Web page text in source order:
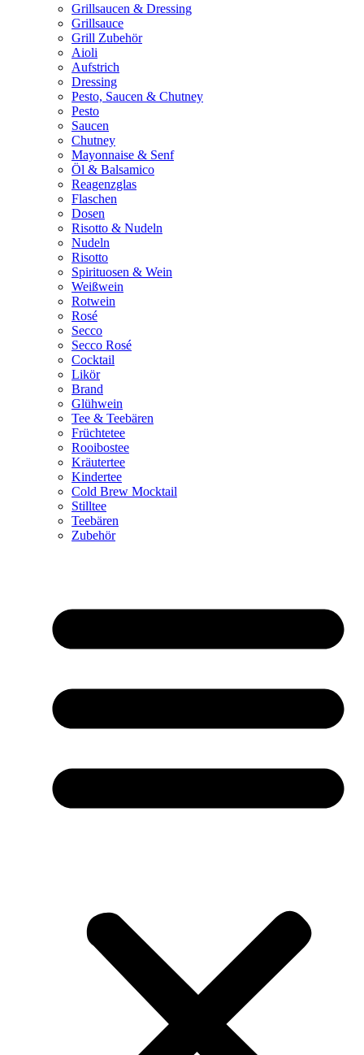
Grillsaucen & Dressing
Grillsauce
Grill Zubehör
Aioli
Aufstrich
Dressing
Pesto, Saucen & Chutney
Pesto
Saucen
Chutney
Mayonnaise & Senf
Öl & Balsamico
Reagenzglas
Flaschen
Dosen
Risotto & Nudeln
Nudeln
Risotto
Spirituosen & Wein
Weißwein
Rotwein
Rosé
Secco
Secco Rosé
Cocktail
Likör
Brand
Glühwein
Tee & Teebären
Früchtetee
Rooibostee
Kräutertee
Kindertee
Cold Brew Mocktail
Stilltee
Teebären
Zubehör